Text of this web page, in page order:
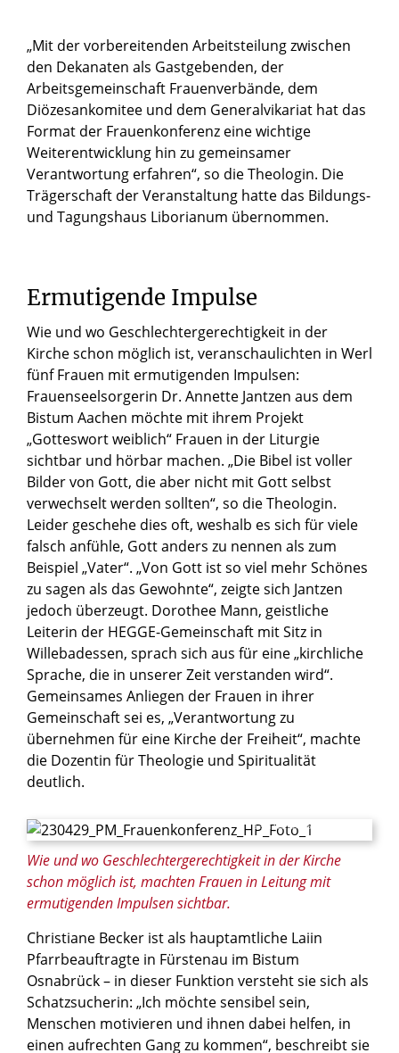
© Besim Mazhiqi/Erzbistum Paderborn
Wie und wo Geschlechtergerechtigkeit in der Kirche
schon möglich ist, machten Frauen in Leitung mit
ermutigenden Impulsen sichtbar.
„Mit der vorbereitenden Arbeitsteilung zwischen
den Dekanaten als Gastgebenden, der
Arbeitsgemeinschaft Frauenverbände, dem
Diözesankomitee und dem Generalvikariat hat das
Format der Frauenkonferenz eine wichtige
Weiterentwicklung hin zu gemeinsamer
Verantwortung erfahren“, so die Theologin. Die
Trägerschaft der Veranstaltung hatte das Bildungs-
und Tagungshaus Liborianum übernommen.
Ermutigende Impulse
Wie und wo Geschlechtergerechtigkeit in der
Kirche schon möglich ist, veranschaulichten in Werl
fünf Frauen mit ermutigenden Impulsen:
Frauenseelsorgerin Dr. Annette Jantzen aus dem
Bistum Aachen möchte mit ihrem Projekt
„Gotteswort weiblich“ Frauen in der Liturgie
sichtbar und hörbar machen. „Die Bibel ist voller
Bilder von Gott, die aber nicht mit Gott selbst
verwechselt werden sollten“, so die Theologin.
Leider geschehe dies oft, weshalb es sich für viele
falsch anfühle, Gott anders zu nennen als zum
Beispiel „Vater“. „Von Gott ist so viel mehr Schönes
zu sagen als das Gewohnte“, zeigte sich Jantzen
jedoch überzeugt. Dorothee Mann, geistliche
Leiterin der HEGGE-Gemeinschaft mit Sitz in
Willebadessen, sprach sich aus für eine „kirchliche
Sprache, die in unserer Zeit verstanden wird“.
Gemeinsames Anliegen der Frauen in ihrer
Gemeinschaft sei es, „Verantwortung zu
übernehmen für eine Kirche der Freiheit“, machte
die Dozentin für Theologie und Spiritualität
deutlich.
Christiane Becker ist als hauptamtliche Laiin
Pfarrbeauftragte in Fürstenau im Bistum
Osnabrück – in dieser Funktion versteht sie sich als
Schatzsucherin: „Ich möchte sensibel sein,
Menschen motivieren und ihnen dabei helfen, in
einen aufrechten Gang zu kommen“, beschreibt sie